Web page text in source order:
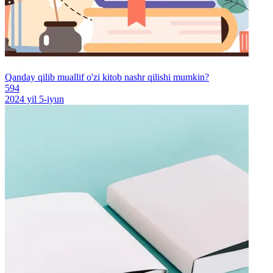
Qanday qilib muallif o'zi kitob nashr qilishi mumkin?
594
2024 yil 5-iyun